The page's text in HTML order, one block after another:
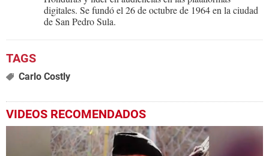
digitales. Se fundó el 26 de octubre de 1964 en la ciudad
de San Pedro Sula.
Carlo Costly
VIDEOS RECOMENDADOS